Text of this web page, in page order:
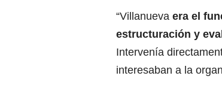
“Villanueva era el
estructuración y
Intervenía
interesaban a la